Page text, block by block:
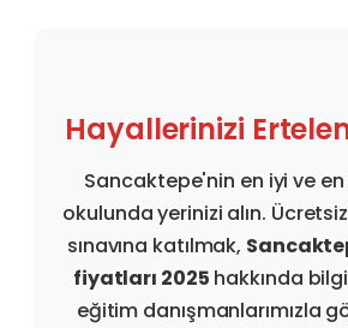
Hayallerinizi
Sancaktepe'nin en iyi ve
okulunda yerinizi alın.
sınavına katılmak,
fiyatları 2025 hakkında
eğitim danışmanlarımızla